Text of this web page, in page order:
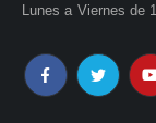
Lunes a Viernes de